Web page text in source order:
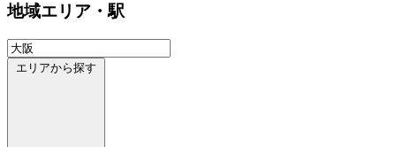
地域エリア・駅
エリアから探す